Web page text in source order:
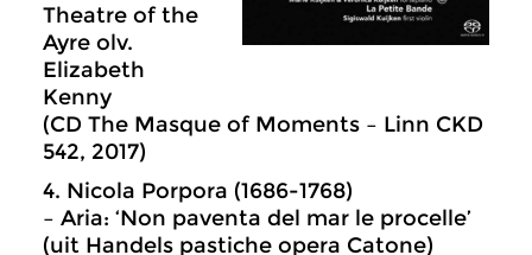
Theatre of the
Ayre olv.
Elizabeth
Kenny
(CD The Masque of Moments – Linn CKD
542, 2017)
4. Nicola Porpora (1686-1768)
– Aria: ‘Non paventa del mar le procelle’
(uit Handels pastiche opera Catone)